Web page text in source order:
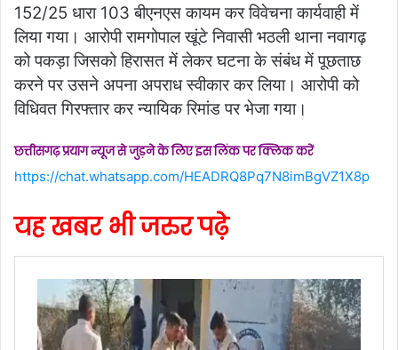
152/25 धारा 103 बीएनएस कायम कर विवेचना कार्यवाही में
लिया गया। आरोपी रामगोपाल खूंटे निवासी भठली थाना नवागढ़
को पकड़ा जिसको हिरासत में लेकर घटना के संबंध में पूछताछ
करने पर उसने अपना अपराध स्वीकार कर लिया। आरोपी को
विधिवत गिरफ्तार कर न्यायिक रिमांड पर भेजा गया।
छत्तीसगढ़ प्रयाग न्यूज से जुड़ने के लिए इस लिंक पर क्लिक करें
https://chat.whatsapp.com/HEADRQ8Pq7N8imBgVZ1X8p
यह खबर भी जरुर पढ़े